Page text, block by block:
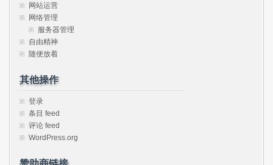
网站运营
网络管理
服务器管理
自由精神
随便放着
其他操作
登录
条目 feed
评论 feed
WordPress.org